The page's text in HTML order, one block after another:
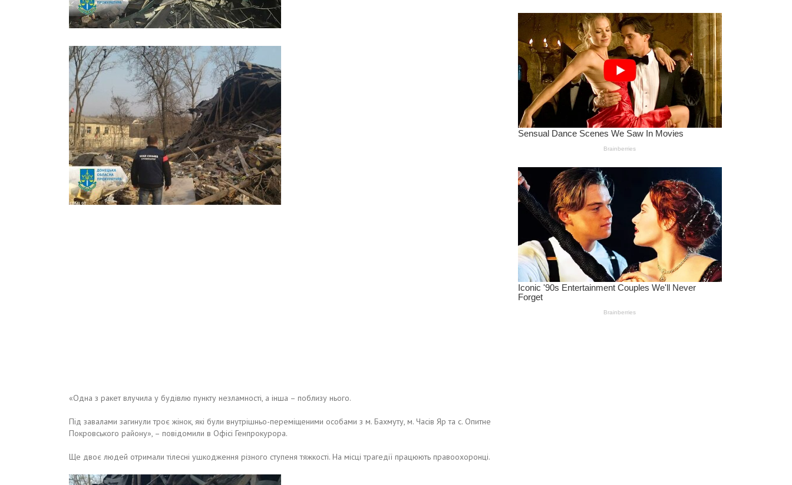
«Одна з ракет влучила у будівлю пункту незламності, а інша – поблизу нього.
Під завалами загинули троє жінок, які були внутрішньо-переміщеними особами з м. Бахмуту, м. Часів Яр та с. Опитне
Покровського району», – повідомили в Офісі Генпрокурора.
Ще двоє людей отримали тілесні ушкодження різного ступеня тяжкості. На місці трагедії працюють правоохоронці.